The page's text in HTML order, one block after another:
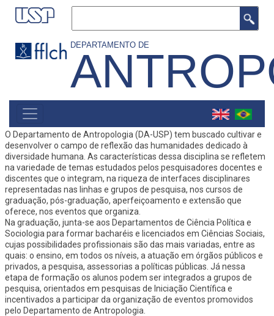
Pular
para
conteúdo
DEPARTAMENTO DE
MAIN
NAVIGATION
O Departamento de Antropologia (DA-USP) tem buscado cultivar e
desenvolver o campo de reflexão das humanidades dedicado à
diversidade humana. As características dessa disciplina se refletem
na variedade de temas estudados pelos pesquisadores docentes e
discentes que o integram, na riqueza de interfaces disciplinares
representadas nas linhas e grupos de pesquisa, nos cursos de
graduação, pós-graduação, aperfeiçoamento e extensão que
oferece, nos eventos que organiza.
Na graduação, junta-se aos Departamentos de Ciência Política e
Sociologia para formar bacharéis e licenciados em Ciências Sociais,
cujas possibilidades profissionais são das mais variadas, entre as
quais: o ensino, em todos os níveis, a atuação em órgãos públicos e
privados, a pesquisa, assessorias a políticas públicas. Já nessa
etapa de formação os alunos podem ser integrados a grupos de
pesquisa, orientados em pesquisas de Iniciação Científica e
incentivados a participar da organização de eventos promovidos
pelo Departamento de Antropologia.